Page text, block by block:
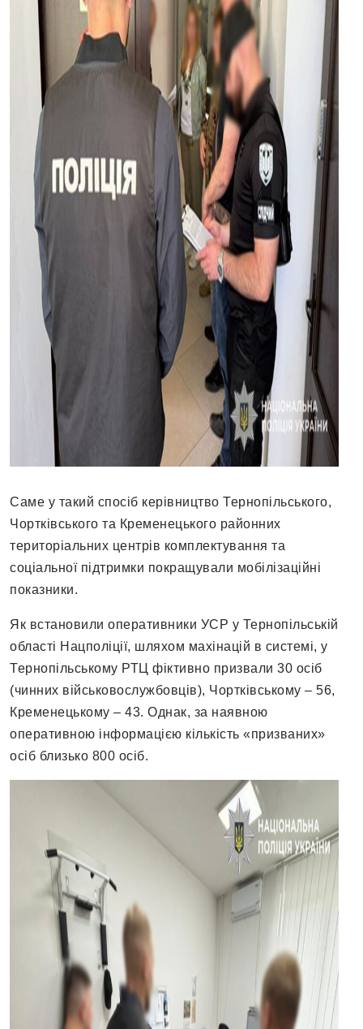
Саме у такий спосіб керівництво Тернопільського,
Чортківського та Кременецького районних
територіальних центрів комплектування та
соціальної підтримки покращували мобілізаційні
показники.
Як встановили оперативники УСР у Тернопільській
області Нацполіції, шляхом махінацій в системі, у
Тернопільському РТЦ фіктивно призвали 30 осіб
(чинних військовослужбовців), Чортківському – 56,
Кременецькому – 43. Однак, за наявною
оперативною інформацією кількість «призваних»
осіб близько 800 осіб.